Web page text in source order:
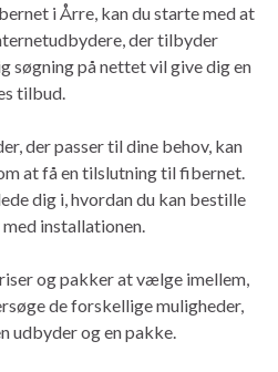
i Årre, kan du starte med at
der tilbyder
søgning på nettet vil give dig en
tilbud.
der passer til dine behov, kan
at få en tilslutning til fibernet.
dig i, hvordan du kan bestille
installationen.
og pakker at vælge imellem,
de forskellige muligheder,
udbyder og en pakke.